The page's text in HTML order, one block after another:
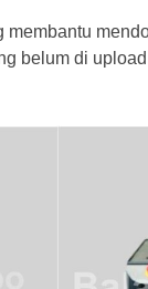
belum di